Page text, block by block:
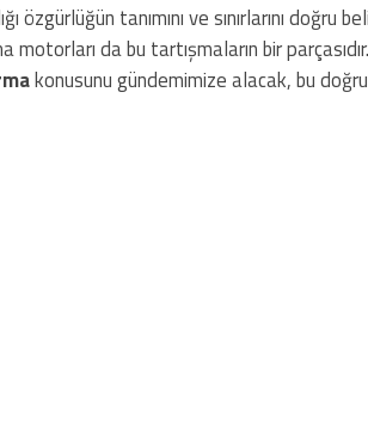
tanımını ve sınırlarını doğru
da bu tartışmaların bir
konusunu gündemimize alacak, bu